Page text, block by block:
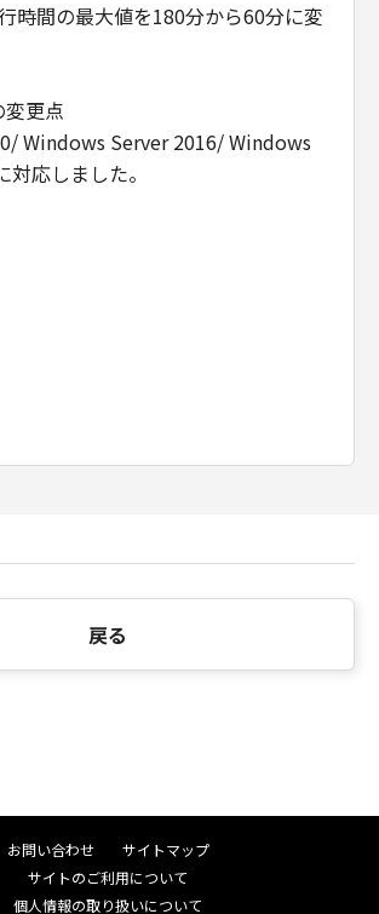
時間の最大値を180分から60分に変
更点
Windows Server 2016/ Windows
応しました。
戻る
お問い合わせ
サイトマップ
サイトのご利用について
個人情報の取り扱いについて